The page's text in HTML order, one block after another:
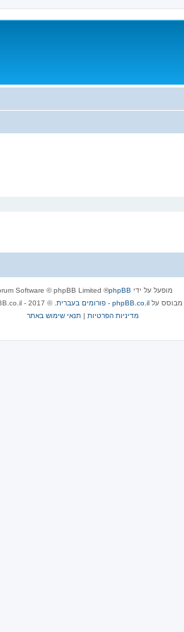
מופעל על ידי phpBB
® Forum Software © phpBB Limited
מבוסס על phpBB.co.il - פורומים בעברית
. © 2017 - phpBB.co.il.
מדיניות הפרטיות |תנאי שימוש באתר